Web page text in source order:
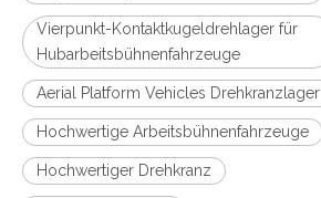
Vierpunkt-Kontaktkugeldrehlager für
Hubarbeitsbühnenfahrzeuge
Aerial Platform Vehicles Drehkranzlager
Hochwertige Arbeitsbühnenfahrzeuge
Hochwertiger Drehkranz